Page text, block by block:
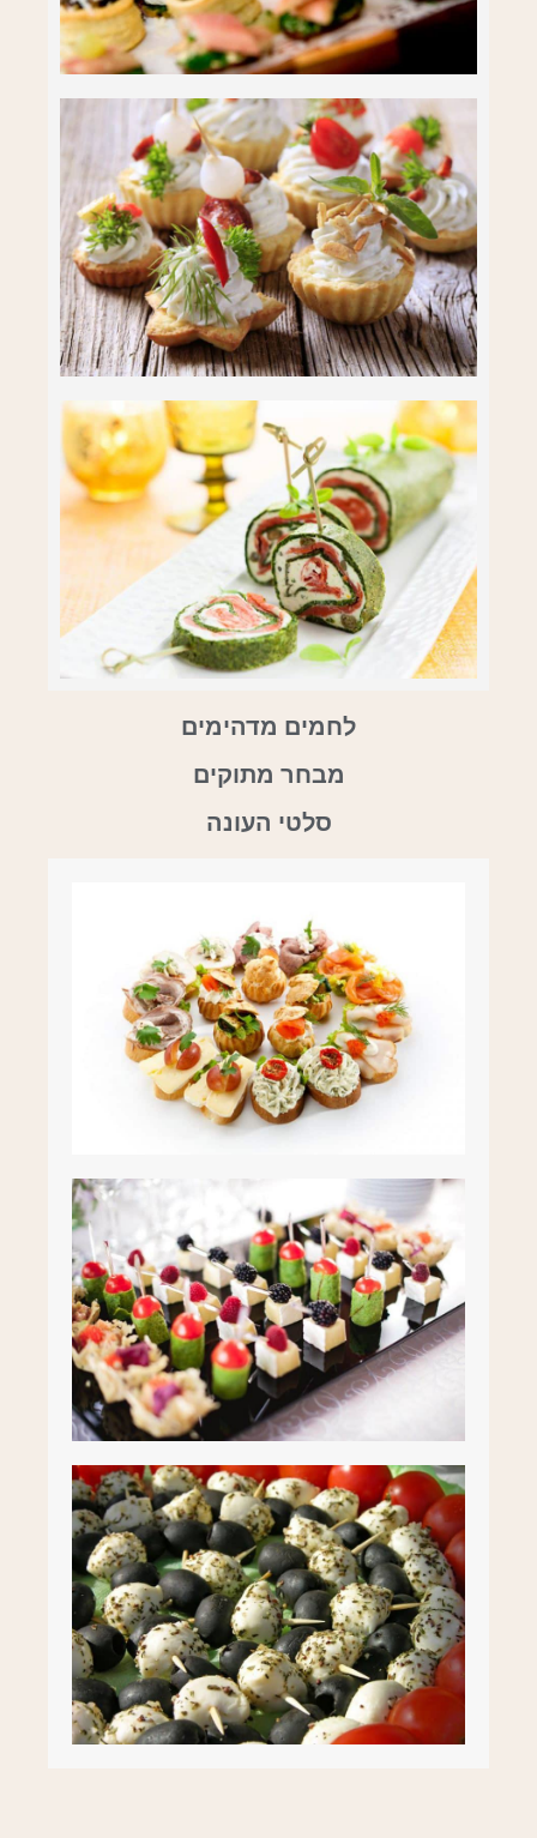
לחמים מדהימים
מבחר מתוקים
סלטי העונה